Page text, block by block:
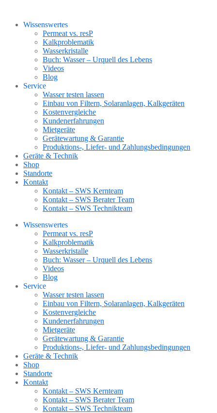
Wissenswertes
Permeat vs. resP
Kalkproblematik
Wasserkristalle
Buch: Wasser – Urquell des Lebens
Videos
Blog
Service
Wasser testen lassen
Einbau von Filtern, Solaranlagen, Kalkgeräten
Kostenvergleiche
Kundenerfahrungen
Mietgeräte
Gerätewartung & Garantie
Produktions-, Liefer- und Zahlungsbedingungen
Geräte & Technik
Shop
Standorte
Kontakt
Kontakt – SWS Kernteam
Kontakt – SWS Berater Team
Kontakt – SWS Technikteam
Wissenswertes
Permeat vs. resP
Kalkproblematik
Wasserkristalle
Buch: Wasser – Urquell des Lebens
Videos
Blog
Service
Wasser testen lassen
Einbau von Filtern, Solaranlagen, Kalkgeräten
Kostenvergleiche
Kundenerfahrungen
Mietgeräte
Gerätewartung & Garantie
Produktions-, Liefer- und Zahlungsbedingungen
Geräte & Technik
Shop
Standorte
Kontakt
Kontakt – SWS Kernteam
Kontakt – SWS Berater Team
Kontakt – SWS Technikteam